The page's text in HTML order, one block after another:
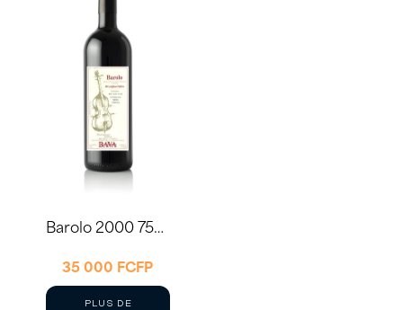
Barolo 2000 75cl – Domaine Bava
35 000 FCFP
PLUS DE